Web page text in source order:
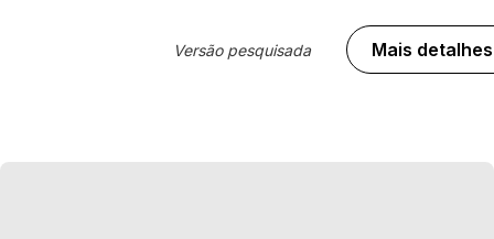
Versão pesquisada Mais detalhes